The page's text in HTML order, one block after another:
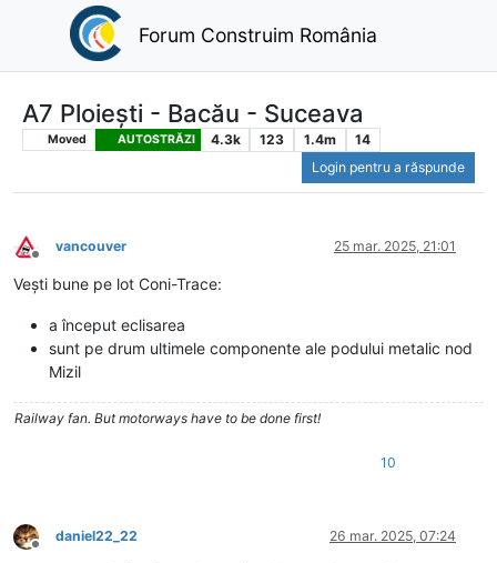
Forum Construim România
A7 Ploiești - Bacău - Suceava
Moved AUTOSTRĂZI 4.3k 123 1.4m
14
Login pentru a răspunde
Deconectat
vancouver 25 mar. 2025, 21:01
Vești bune pe lot Coni-Trace:
a început eclisarea
sunt pe drum ultimele componente ale podului metalic nod
Mizil
Railway fan. But motorways have to be done first!
10
Deconectat
daniel22_22 26 mar. 2025, 07:24